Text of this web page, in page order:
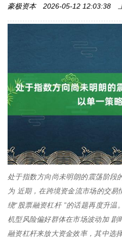
豪极资本 2026-05-12 12:03:38
处于指数方向尚未明朗的震荡阶段
为 近期，在跨境资金流市场的交
绕“股票融资杠杆 ”的话题再度升
机型风险偏好群体在市场波动加 剧
融资杠杆来放大资金效率，其中选